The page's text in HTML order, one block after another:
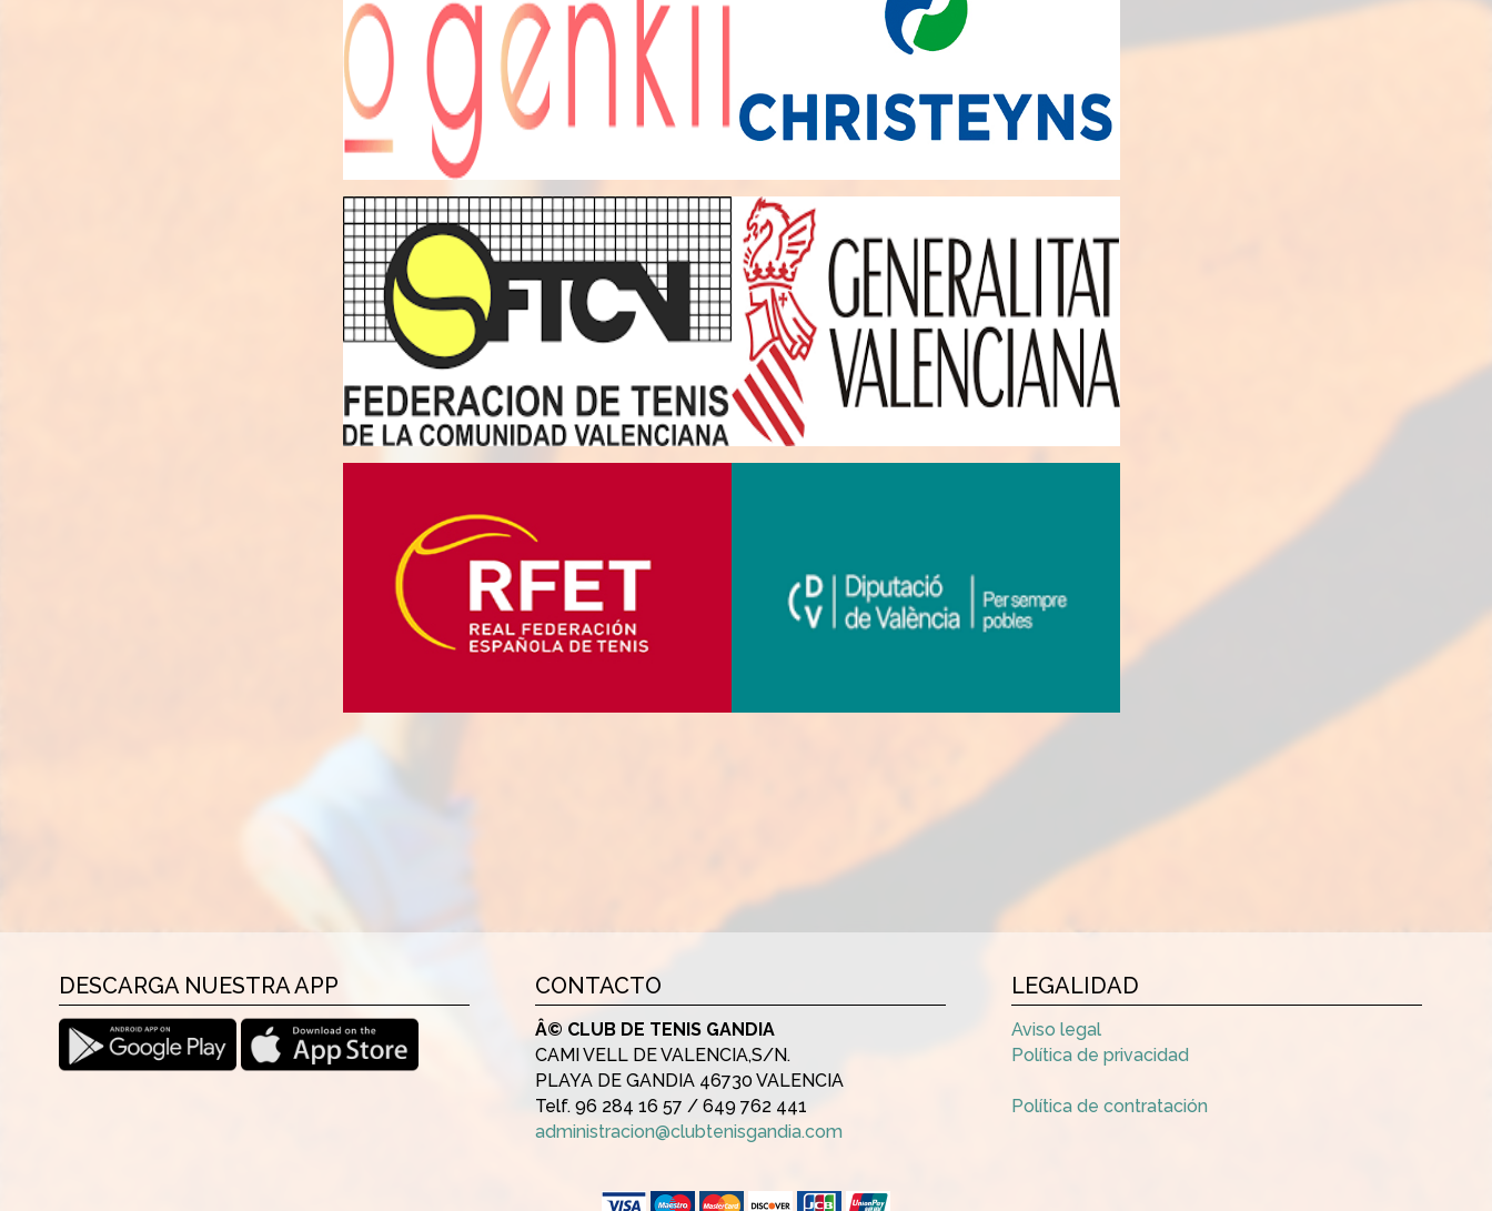
DESCARGA NUESTRA APP CONTACTO
Â© CLUB DE TENIS GANDIA
CAMI VELL DE VALENCIA,S/N.
PLAYA DE GANDIA 46730 VALENCIA
Telf. 96 284 16 57 / 649 762 441
administracion@clubtenisgandia.com
LEGALIDAD
Aviso legal
Política de privacidad
Política de contratación